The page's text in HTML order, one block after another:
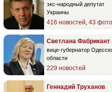
экс-народный депутат
Украины
416 новостей, 43 фото
Светлана Фабрикант
вице-губернатор
области
229 новостей
Геннадий Труханов